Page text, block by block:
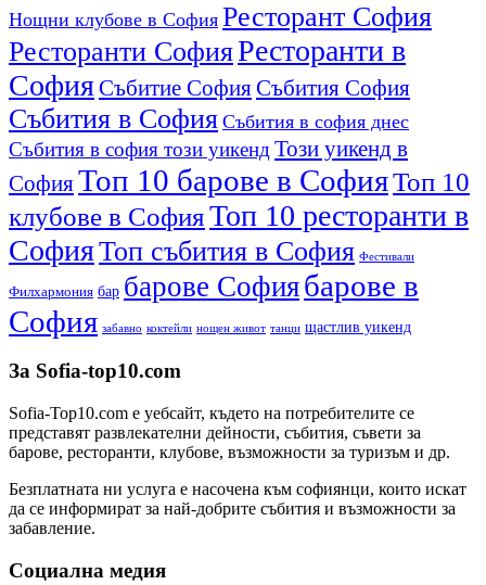
Нощни клубове в София Ресторант София
Ресторанти СофияРесторанти в
СофияСъбитиe СофияСъбития София
Събития в София Събития в софия днес
Събития в софия този уикенд Този уикенд в
СофияТоп 10 барове в СофияТоп 10
клубове в СофияТоп 10 ресторанти в
СофияТоп събития в София Фестивали
Филхармония бар барове Софиябарове в
София забавно коктейли нощен живот танци щастлив уикенд
За Sofia-top10.com
Sofia-Top10.com е уебсайт, където на потребителите се
представят развлекателни дейности, събития, съвети за
барове, ресторанти, клубове, възможности за туризъм и др.
Безплатната ни услуга е насочена към софиянци, които искат
да се информират за най-добрите събития и възможности за
забавление.
Социална медия